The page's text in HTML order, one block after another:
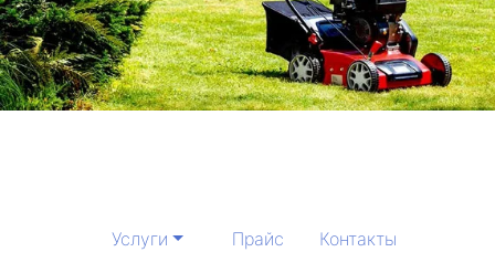
Услуги Прайс
Контакты